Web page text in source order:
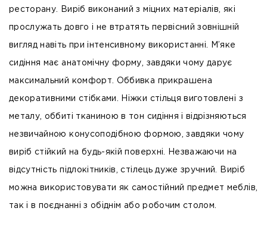
ресторану. Виріб виконаний з міцних матеріалів, які
прослужать довго і не втратять первісний зовнішній
вигляд навіть при інтенсивному використанні. М’яке
сидіння має анатомічну форму, завдяки чому дарує
максимальний комфорт. Оббивка прикрашена
декоративними стібками. Ніжки стільця виготовлені з
металу, оббиті тканиною в тон сидіння і відрізняються
незвичайною конусоподібною формою, завдяки чому
виріб стійкий на будь-якій поверхні. Незважаючи на
відсутність підлокітників, стілець дуже зручний. Виріб
можна використовувати як самостійний предмет меблів,
так і в поєднанні з обіднім або робочим столом.